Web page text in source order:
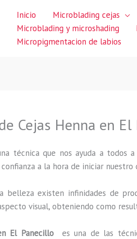
Inicio Microblading cejas
Microblading y microshading
Micropigmentacion de labios
Cejas Henna en El
técnica que nos ayuda a todos
a la hora de iniciar nuestro
belleza existen infinidades de
visual, obteniendo como
El Panecillo es una de las